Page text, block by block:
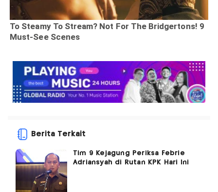
Berita Terkait
Tim 9 Kejagung Periksa Febrie
Adriansyah di Rutan KPK Hari Ini